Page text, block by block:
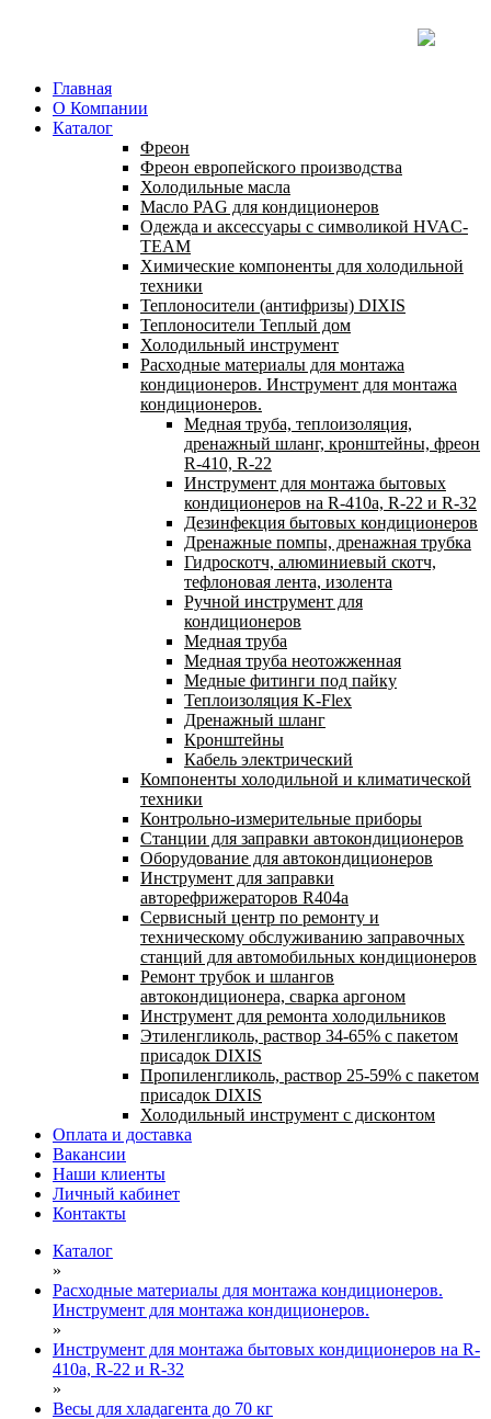
Главная
О Компании
Каталог
Фреон
Фреон европейского производства
Холодильные масла
Масло PAG для кондиционеров
Одежда и аксессуары с символикой HVAC-
TEAM
Химические компоненты для холодильной
техники
Теплоносители (антифризы) DIXIS
Теплоносители Теплый дом
Холодильный инструмент
Расходные материалы для монтажа
кондиционеров. Инструмент для монтажа
кондиционеров.
Медная труба, теплоизоляция,
дренажный шланг, кронштейны, фреон
R-410, R-22
Инструмент для монтажа бытовых
кондиционеров на R-410а, R-22 и R-32
Дезинфекция бытовых кондиционеров
Дренажные помпы, дренажная трубка
Гидроскотч, алюминиевый скотч,
тефлоновая лента, изолента
Ручной инструмент для
кондиционеров
Медная труба
Медная труба неотожженная
Медные фитинги под пайку
Теплоизоляция K-Flex
Дренажный шланг
Кронштейны
Кабель электрический
Компоненты холодильной и климатической
техники
Контрольно-измерительные приборы
Станции для заправки автокондиционеров
Оборудование для автокондиционеров
Инструмент для заправки
авторефрижераторов R404a
Сервисный центр по ремонту и
техническому обслуживанию заправочных
станций для автомобильных кондиционеров
Ремонт трубок и шлангов
автокондиционера, сварка аргоном
Инструмент для ремонта холодильников
Этиленгликоль, раствор 34-65% с пакетом
присадок DIXIS
Пропиленгликоль, раствор 25-59% с пакетом
присадок DIXIS
Холодильный инструмент с дисконтом
Оплата и доставка
Вакансии
Наши клиенты
Личный кабинет
Контакты
Каталог
»
Расходные материалы для монтажа кондиционеров.
Инструмент для монтажа кондиционеров.
»
Инструмент для монтажа бытовых кондиционеров на R-
410а, R-22 и R-32
»
Весы для хладагента до 70 кг